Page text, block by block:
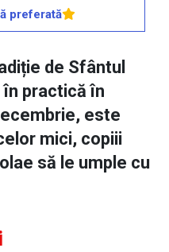
preferată
de Sfântul
practică în
este
mici, copiii
să le umple cu